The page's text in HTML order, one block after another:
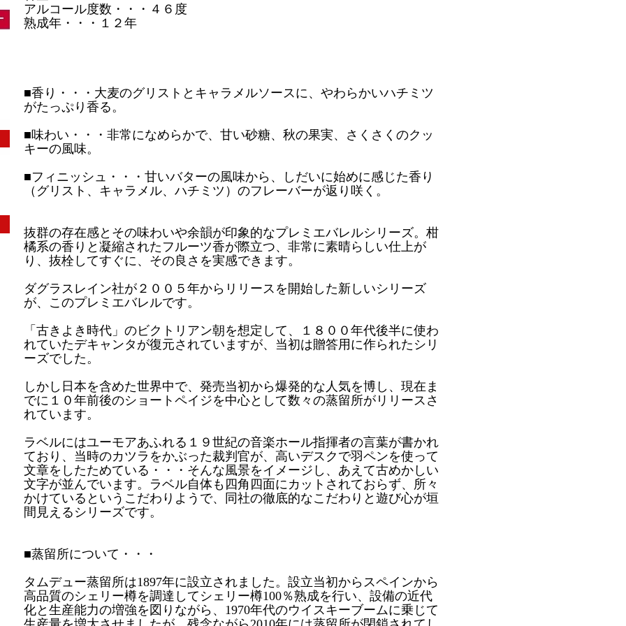
アルコール度数・・・４６度
熟成年・・・１２年
■香り・・・大麦のグリストとキャラメルソースに、やわらかいハチミツ
がたっぷり香る。
■味わい・・・非常になめらかで、甘い砂糖、秋の果実、さくさくのクッ
キーの風味。
■フィニッシュ・・・甘いバターの風味から、しだいに始めに感じた香り
（グリスト、キャラメル、ハチミツ）のフレーバーが返り咲く。
抜群の存在感とその味わいや余韻が印象的なプレミエバレルシリーズ。柑
橘系の香りと凝縮されたフルーツ香が際立つ、非常に素晴らしい仕上が
り、抜栓してすぐに、その良さを実感できます。
ダグラスレイン社が２００５年からリリースを開始した新しいシリーズ
が、このプレミエバレルです。
「古きよき時代」のビクトリアン朝を想定して、１８００年代後半に使わ
れていたデキャンタが復元されていますが、当初は贈答用に作られたシリ
ーズでした。
しかし日本を含めた世界中で、発売当初から爆発的な人気を博し、現在ま
でに１０年前後のショートペイジを中心として数々の蒸留所がリリースさ
れています。
ラベルにはユーモアあふれる１９世紀の音楽ホール指揮者の言葉が書かれ
ており、当時のカツラをかぶった裁判官が、高いデスクで羽ペンを使って
文章をしたためている・・・そんな風景をイメージし、あえて古めかしい
文字が並んでいます。ラベル自体も四角四面にカットされておらず、所々
かけているというこだわりようで、同社の徹底的なこだわりと遊び心が垣
間見えるシリーズです。
■蒸留所について・・・
タムデュー蒸留所は1897年に設立されました。設立当初からスペインから
高品質のシェリー樽を調達してシェリー樽100％熟成を行い、設備の近代
化と生産能力の増強を図りながら、1970年代のウイスキーブームに乗じて